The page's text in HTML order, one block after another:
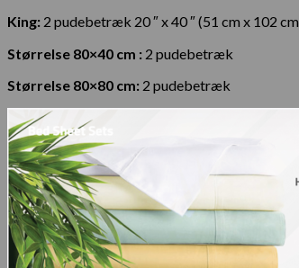
King: 2 pudebetræk 20 ″ x 40 ″ (51 cm x 102
Størrelse 80×40 cm : 2 pudebetræk
Størrelse 80×80 cm: 2 pudebetræk